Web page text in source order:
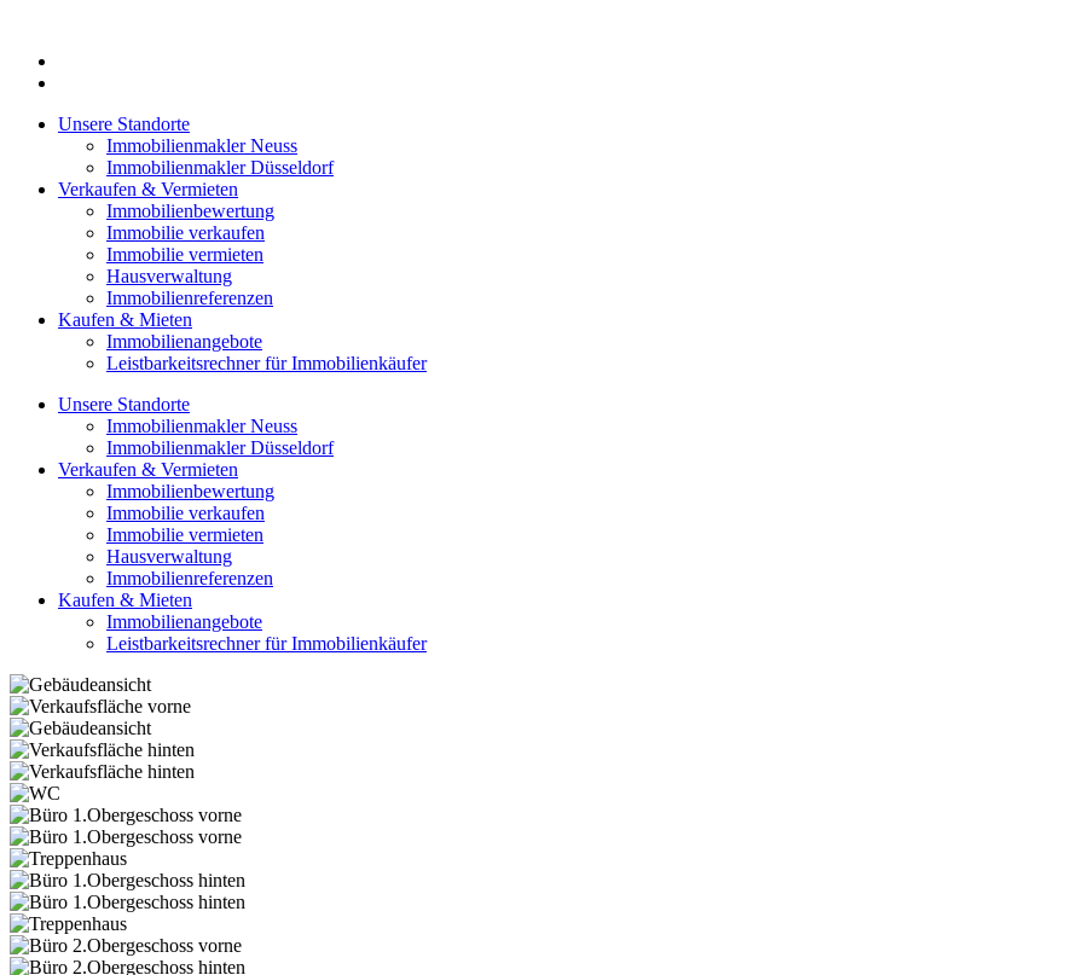
springen
Unsere Standorte
Immobilienmakler Neuss
Immobilienmakler Düsseldorf
Verkaufen & Vermieten
Immobilienbewertung
Immobilie verkaufen
Immobilie vermieten
Hausverwaltung
Immobilienreferenzen
Kaufen & Mieten
Immobilienangebote
Leistbarkeitsrechner für Immobilienkäufer
Unsere Standorte
Immobilienmakler Neuss
Immobilienmakler Düsseldorf
Verkaufen & Vermieten
Immobilienbewertung
Immobilie verkaufen
Immobilie vermieten
Hausverwaltung
Immobilienreferenzen
Kaufen & Mieten
Immobilienangebote
Leistbarkeitsrechner für Immobilienkäufer